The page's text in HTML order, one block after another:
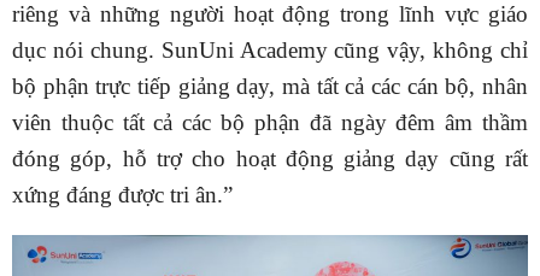
riêng và những người hoạt động trong lĩnh vực giáo
dục nói chung. SunUni Academy cũng vậy, không chỉ
bộ phận trực tiếp giảng dạy, mà tất cả các cán bộ, nhân
viên thuộc tất cả các bộ phận đã ngày đêm âm thầm
đóng góp, hỗ trợ cho hoạt động giảng dạy cũng rất
xứng đáng được tri ân.”